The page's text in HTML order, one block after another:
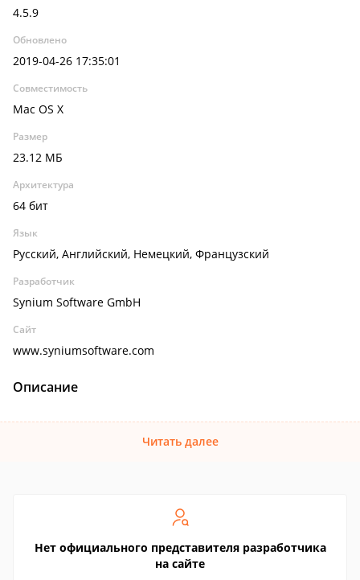
4.5.9
Обновлено
2019-04-26 17:35:01
Совместимость
Mac OS X
Размер
23.12 МБ
Архитектура
64 бит
Язык
Русский, Английский, Немецкий, Французский
Разработчик
Synium Software GmbH
Сайт
www.syniumsoftware.com
Описание
Читать далее
Нет официального представителя разработчика
на сайте